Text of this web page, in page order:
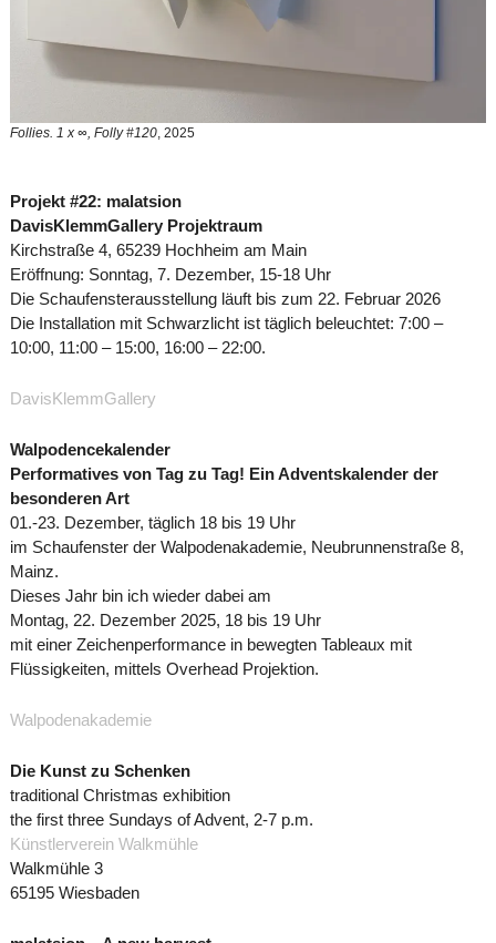
Follies. 1 x ∞, Folly #120, 2025
Projekt #22: malatsion
DavisKlemmGallery Projektraum
Kirchstraße 4, 65239 Hochheim am Main
Eröffnung: Sonntag, 7. Dezember, 15-18 Uhr
Die Schaufensterausstellung läuft bis zum 22. Februar 2026
Die Installation mit Schwarzlicht ist täglich beleuchtet: 7:00 –
10:00, 11:00 – 15:00, 16:00 – 22:00.
DavisKlemmGallery
Walpodencekalender
Performatives von Tag zu Tag! Ein Adventskalender der
besonderen Art
01.-23. Dezember, täglich 18 bis 19 Uhr
im Schaufenster der Walpodenakademie, Neubrunnenstraße 8,
Mainz.
Dieses Jahr bin ich wieder dabei am
Montag, 22. Dezember 2025, 18 bis 19 Uhr
mit einer Zeichenperformance in bewegten Tableaux mit
Flüssigkeiten, mittels Overhead Projektion.
Walpodenakademie
Die Kunst zu Schenken
traditional Christmas exhibition
the first three Sundays of Advent, 2-7 p.m.
Künstlerverein Walkmühle
Walkmühle 3
65195 Wiesbaden